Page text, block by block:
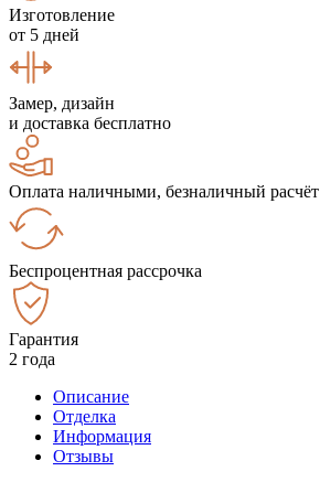
Изготовление
от 5 дней
Замер, дизайн
и доставка бесплатно
Оплата наличными, безналичный расчёт
Беспроцентная рассрочка
Гарантия
2 года
Описание
Отделка
Информация
Отзывы